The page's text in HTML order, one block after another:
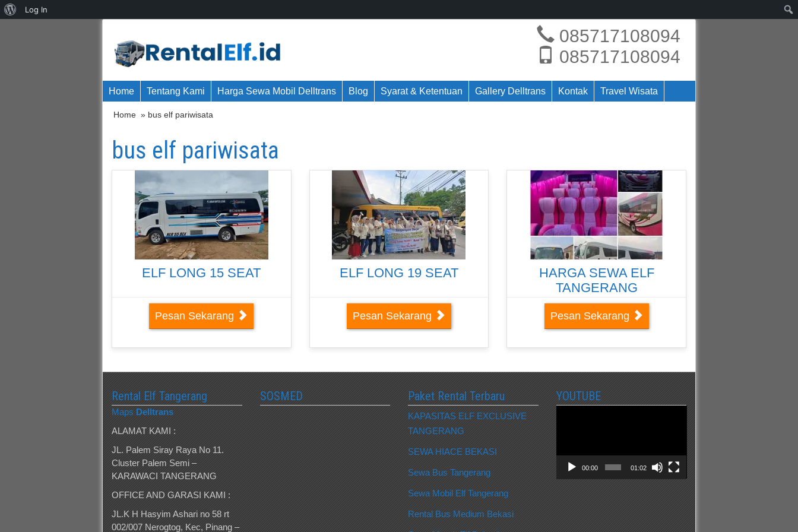
085717108094
085717108094
Home Tentang Kami Harga Sewa Mobil Delltrans Blog Syarat & Ketentuan Gallery Delltrans Kontak Travel Wisata
Home » bus elf pariwisata
bus elf pariwisata
ELF LONG 15 SEAT
Pesan Sekarang
ELF LONG 19 SEAT
Pesan Sekarang
HARGA SEWA ELF
TANGERANG
Pesan Sekarang
Rental Elf Tangerang
Maps Delltrans
ALAMAT KAMI :
JL. Palem Siray Raya No 11.
Cluster Palem Semi –
KARAWACI TANGERANG
OFFICE AND GARASI KAMI :
JL.K H Hasyim Ashari no 58 rt
002/007 Nerogtog, Kec, Pinang –
SOSMED Paket Rental Terbaru
KAPASITAS ELF EXCLUSIVE
TANGERANG
SEWA HIACE BEKASI
Sewa Bus Tangerang
Sewa Mobil Elf Tangerang
Rental Bus Medium Bekasi
YOUTUBE
00:00 01:02
About
Log In